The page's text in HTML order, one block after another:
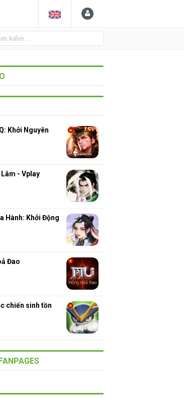
Khởi Nguyên
Lâm - Vplay
Hành: Khởi Động
Đao
chiến sinh tồn